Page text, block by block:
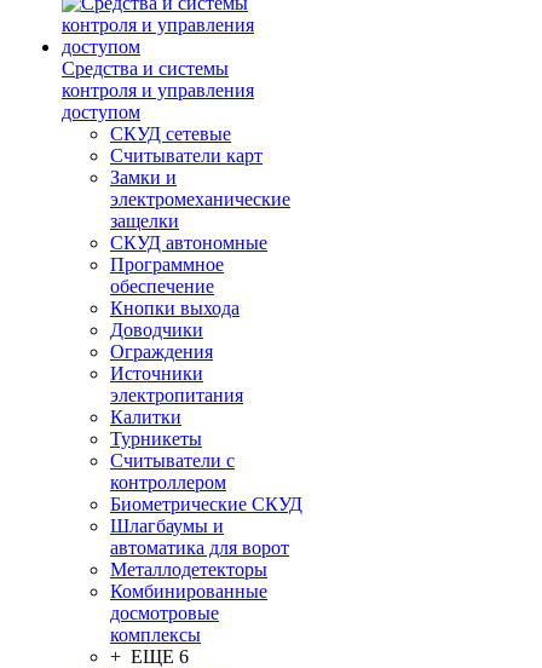
Средства и системы
контроля и управления
доступом
СКУД сетевые
Считыватели карт
Замки и
электромеханические
защелки
СКУД автономные
Программное
обеспечение
Кнопки выхода
Доводчики
Ограждения
Источники
электропитания
Калитки
Турникеты
Считыватели с
контроллером
Биометрические СКУД
Шлагбаумы и
автоматика для ворот
Металлодетекторы
Комбинированные
досмотровые
комплексы
+ ЕЩЕ 6